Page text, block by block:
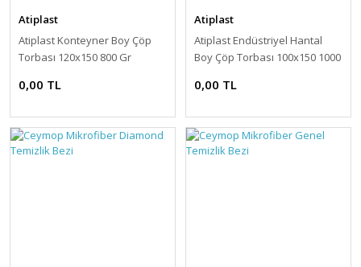
Atiplast
Atiplast Konteyner Boy Çöp
Torbası 120x150 800 Gr
0,00 TL
Atiplast
Atiplast Endüstriyel Hantal
Boy Çöp Torbası 100x150 1000
0,00 TL